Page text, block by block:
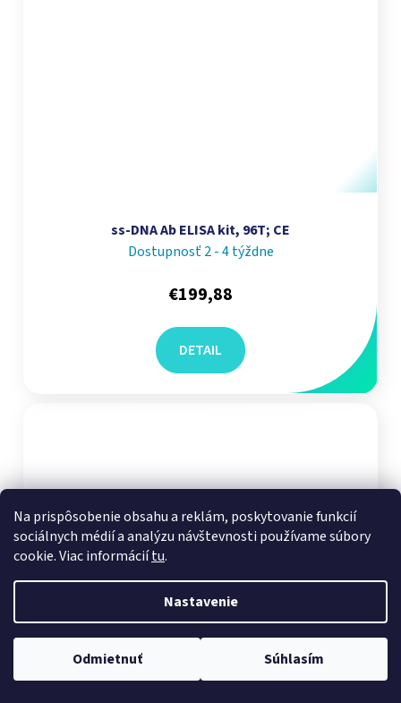
Na prispôsobenie obsahu a reklám, poskytovanie funkcií
sociálnych médií a analýzu návštevnosti používame súbory
cookie. Viac informáciítu.
Nastavenie
Odmietnuť Súhlasím
ss-DNA Ab ELISA kit, 96T; CE
Dostupnosť 2 - 4 týždne
€199,88
DETAIL